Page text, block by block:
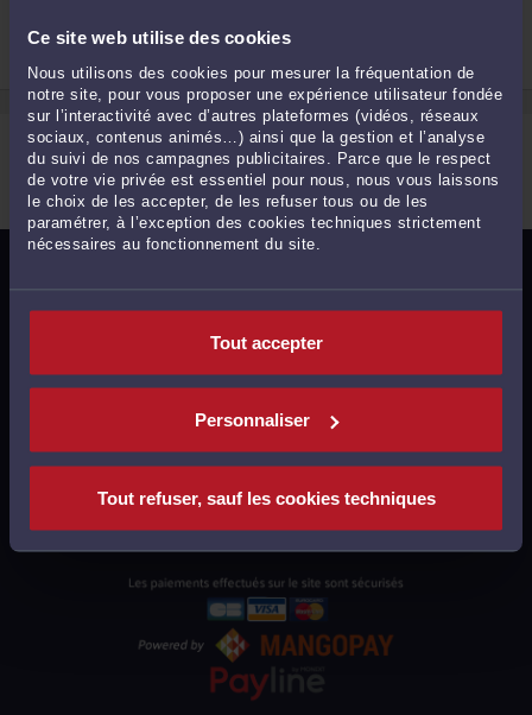
Ce site web utilise des cookies
Nous utilisons des cookies pour mesurer la fréquentation de
notre site, pour vous proposer une expérience utilisateur fondée
sur l’interactivité avec d’autres plateformes (vidéos, réseaux
sociaux, contenus animés…) ainsi que la gestion et l’analyse
du suivi de nos campagnes publicitaires. Parce que le respect
de votre vie privée est essentiel pour nous, nous vous laissons
le choix de les accepter, de les refuser tous ou de les
paramétrer, à l’exception des cookies techniques strictement
nécessaires au fonctionnement du site.
Tout accepter
Personnaliser
Tout refuser, sauf les cookies techniques
1
Accepte les consultations vidéo
Droit de la famille, des personnes et de leur
patrimoine
MENTIONS LÉGALES
POLITIQUE DE CONFIDENTIALITÉ
POLITIQUE DES COOKIES
CGU AVOCATS
CGUV UTILISATEURS
PLAN DU SITE